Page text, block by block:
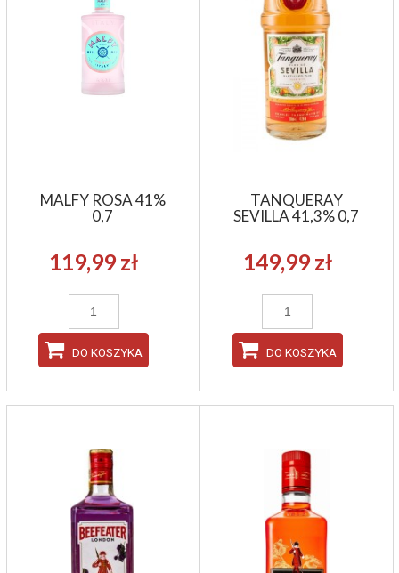
MALFY ROSA 41%
0,7
119,99 zł
DO KOSZYKA
TANQUERAY
SEVILLA 41,3% 0,7
149,99 zł
DO KOSZYKA